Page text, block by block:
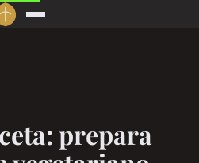
prepara